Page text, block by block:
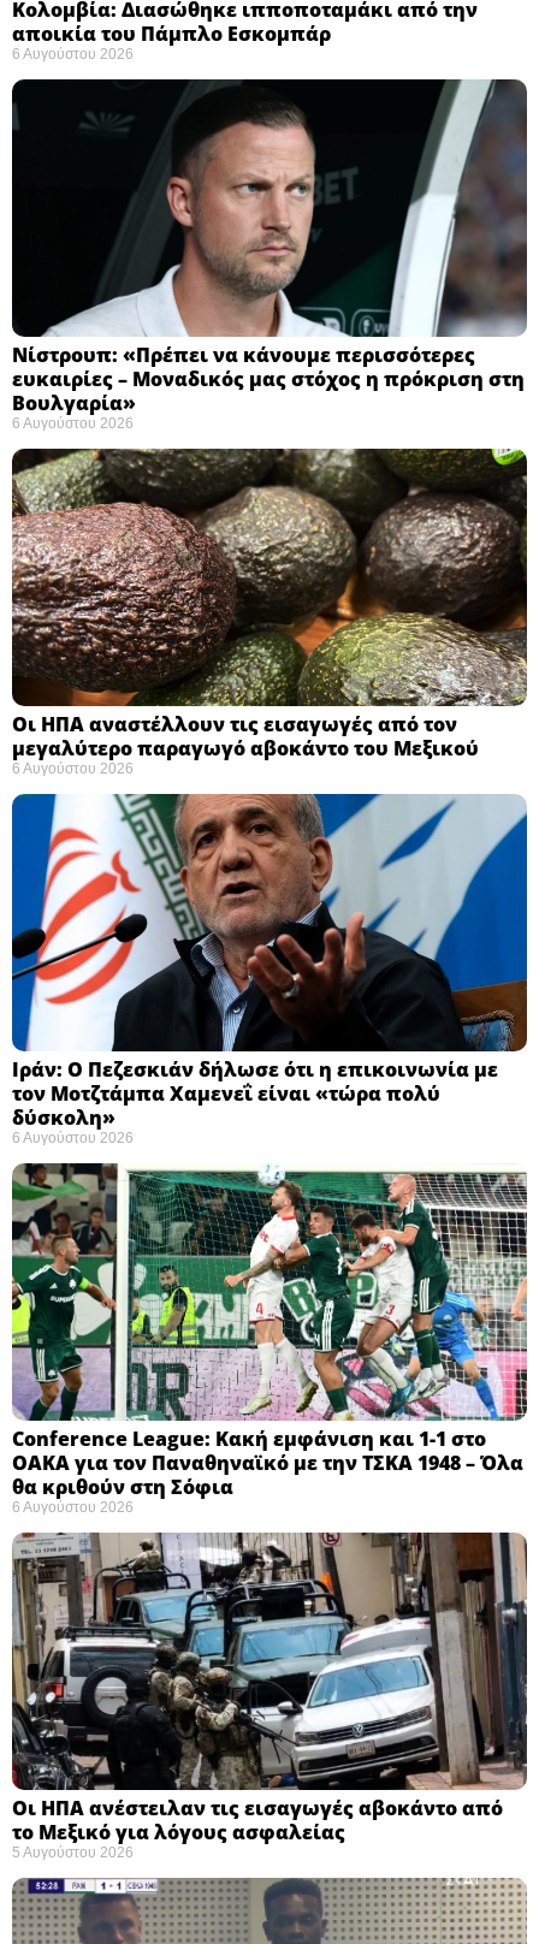
Κολομβία: Διασώθηκε ιπποποταμάκι από την
αποικία του Πάμπλο Εσκομπάρ ​
6 Αυγούστου 2026
Νίστρουπ: «Πρέπει να κάνουμε περισσότερες
ευκαιρίες – Μοναδικός μας στόχος η πρόκριση στη
Βουλγαρία» ​
6 Αυγούστου 2026
Οι ΗΠΑ αναστέλλουν τις εισαγωγές από τον
μεγαλύτερο παραγωγό αβοκάντο του Μεξικού ​
6 Αυγούστου 2026
Ιράν: Ο Πεζεσκιάν δήλωσε ότι η επικοινωνία με
τον Μοτζτάμπα Χαμενεΐ είναι «τώρα πολύ
δύσκολη» ​
6 Αυγούστου 2026
Conference League: Κακή εμφάνιση και 1-1 στο
ΟΑΚΑ για τον Παναθηναϊκό με την ΤΣΚΑ 1948 – Όλα
θα κριθούν στη Σόφια ​
6 Αυγούστου 2026
Οι ΗΠΑ ανέστειλαν τις εισαγωγές αβοκάντο από
το Μεξικό για λόγους ασφαλείας
5 Αυγούστου 2026